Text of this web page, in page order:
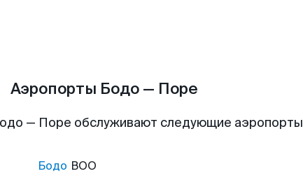
Аэропорты Бодо — Поре
— Поре обслуживают следующие аэропорты
Бодо BOO